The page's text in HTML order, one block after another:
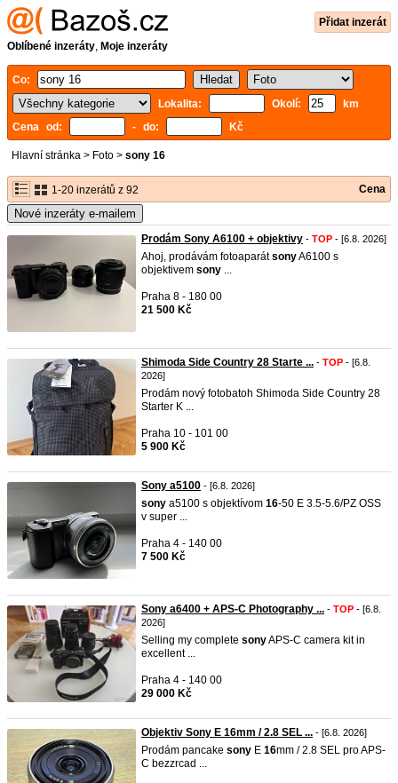
Přidat inzerát
Oblíbené inzeráty, Moje inzeráty
Co:
Lokalita:
Okolí:
km
Cena od:
- do: Kč
Hlavní stránka > Foto > sony 16
1-20 inzerátů z 92 Cena
Nové inzeráty e-mailem
Prodám Sony A6100 + objektivy - TOP - [6.8. 2026]
Ahoj, prodávám fotoaparátsonyA6100 s
objektivem sony ...
Praha 8 - 180 00
21 500 Kč
Shimoda Side Country 28 Starte ... - TOP - [6.8.
2026]
Prodám nový fotobatoh Shimoda Side Country 28
Starter K ...
Praha 10 - 101 00
5 900 Kč
Sony a5100 - [6.8. 2026]
sony a5100 s objektívom 16-50 E 3.5-5.6/PZ OSS
v super ...
Praha 4 - 140 00
7 500 Kč
Sony a6400 + APS-C Photography ... - TOP - [6.8.
2026]
Selling my complete sonyAPS-C camera kit in
excellent ...
Praha 4 - 140 00
29 000 Kč
Objektiv Sony E 16mm / 2.8 SEL ... - [6.8. 2026]
Prodám pancake sony E 16mm / 2.8 SEL pro APS-
C bezzrcad ...